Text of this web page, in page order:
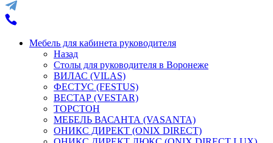
Мебель для кабинета руководителя
Назад
Столы для руководителя в Воронеже
ВИЛАС (VILAS)
ФЕСТУС (FESTUS)
ВЕСТАР (VESTAR)
ТОРСТОН
МЕБЕЛЬ ВАСАНТА (VASANTA)
ОНИКС ДИРЕКТ (ONIX DIRECT)